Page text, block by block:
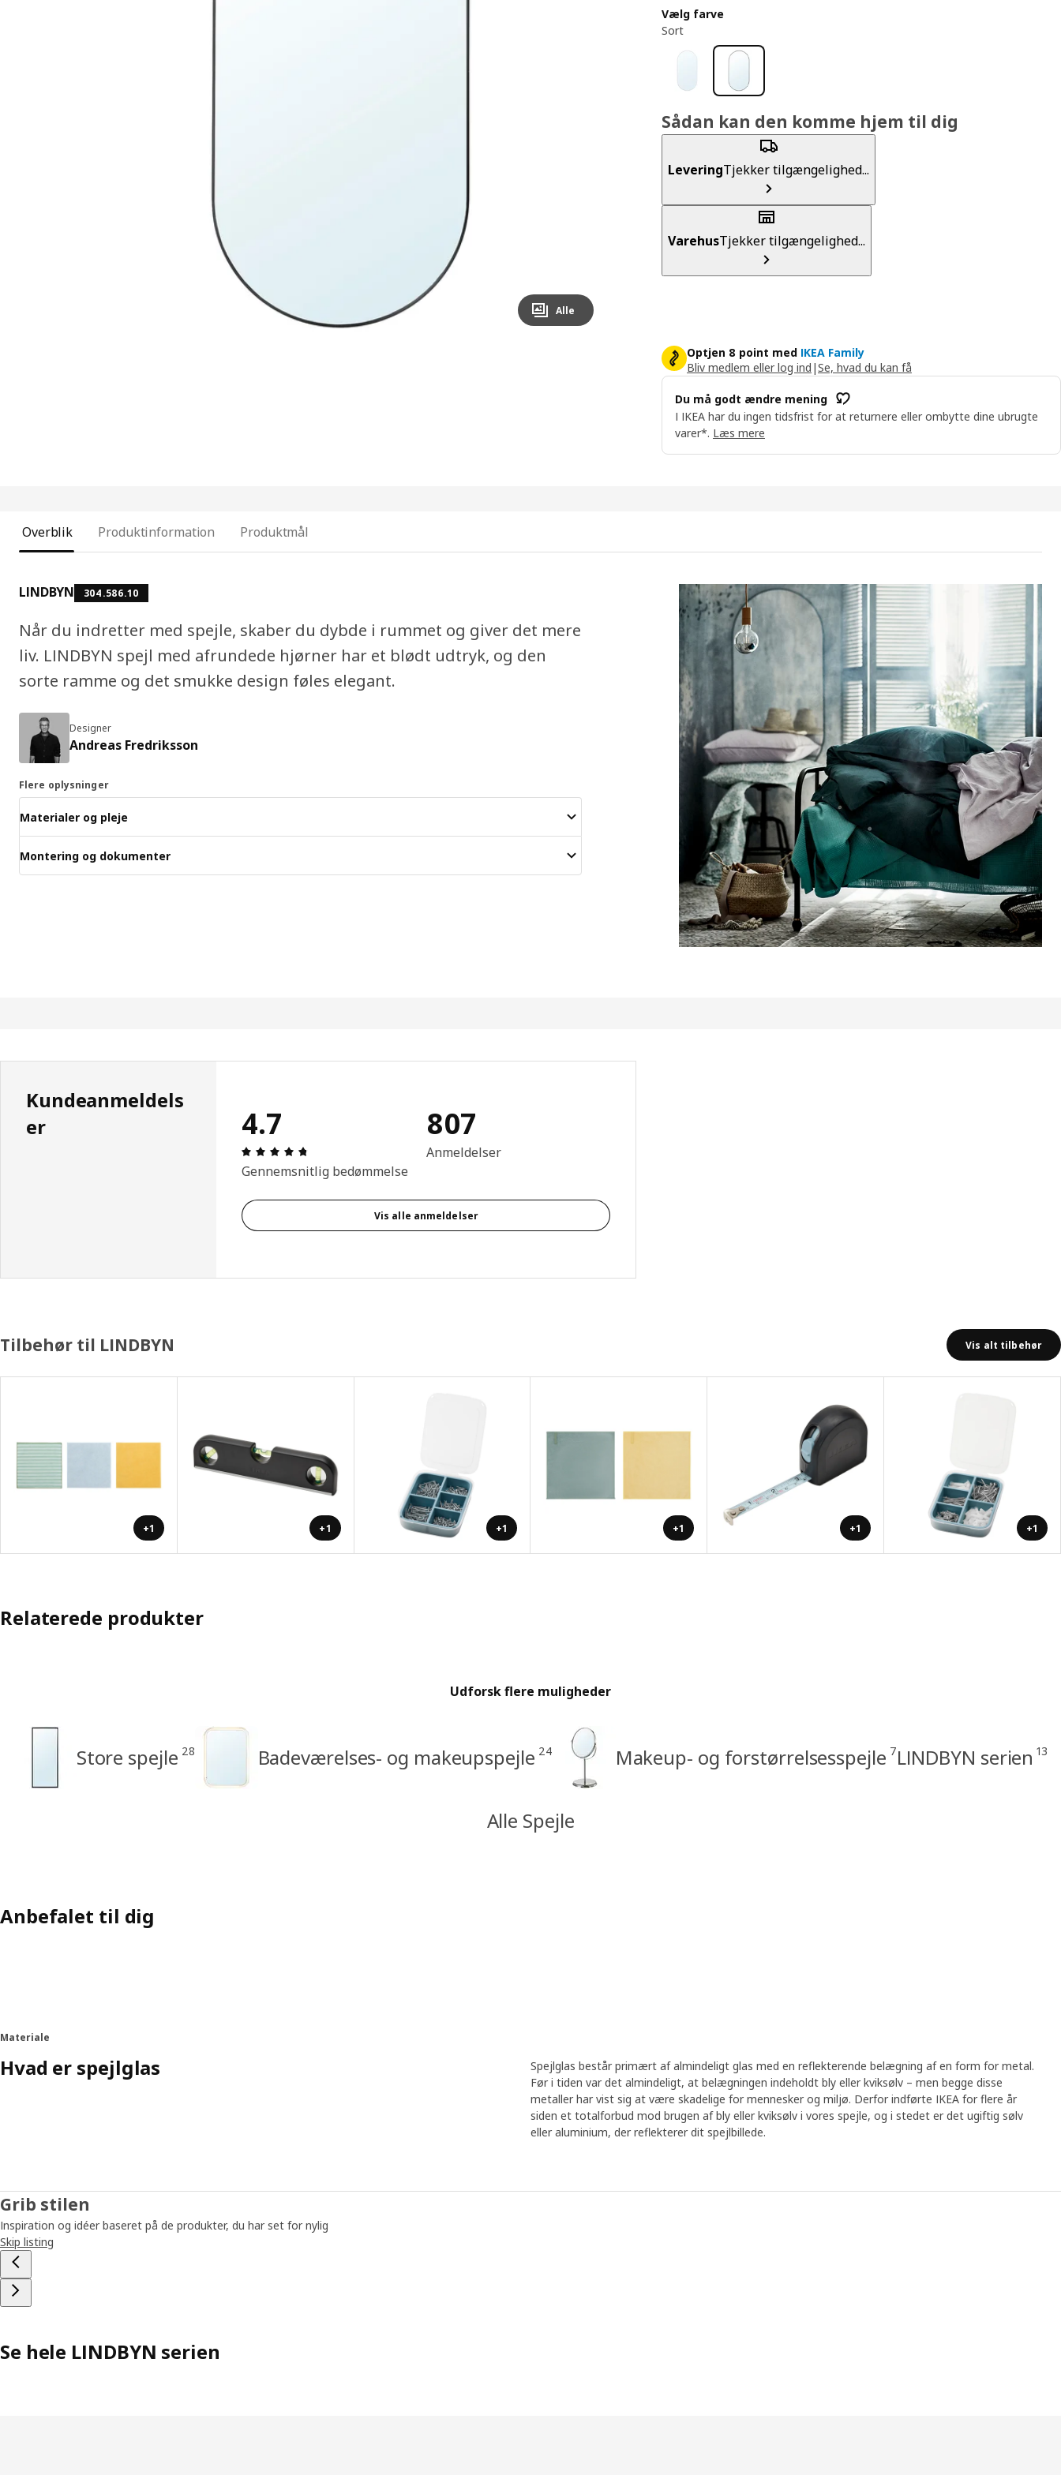
Alle
Vælg farve
Sort
Sådan kan den komme hjem til dig
LeveringTjekker tilgængelighed...
VarehusTjekker tilgængelighed...
Optjen 8 point med IKEA Family
Bliv medlem eller log ind |Se, hvad du kan få
Du må godt ændre mening
I IKEA har du ingen tidsfrist for at returnere eller ombytte dine ubrugte
varer*. Læs mere
Overblik Produktinformation Produktmål
LINDBYN 304.586.10
Når du indretter med spejle, skaber du dybde i rummet og giver det mere
liv. LINDBYN spejl med afrundede hjørner har et blødt udtryk, og den
sorte ramme og det smukke design føles elegant.
Designer
Andreas Fredriksson
Flere oplysninger
Materialer og pleje
Montering og dokumenter
Kundeanmeldels
er
4.7
Anmeldelse: 4.7 Ud af 5 Stjerner. Anmeldelser i alt: 807
Gennemsnitlig bedømmelse
807
Anmeldelser
Vis alle anmeldelser
Tilbehør til LINDBYN Vis alt tilbehør
+1 +1 +1 +1 +1 +1
Relaterede produkter
Udforsk flere muligheder
Store spejle 28 Badeværelses- og makeupspejle 24 Makeup- og forstørrelsesspejle 7LINDBYN serien 13
Alle Spejle
Anbefalet til dig
Materiale
Hvad er spejlglas
Spejlglas består primært af almindeligt glas med en reflekterende belægning af en form for metal.
Før i tiden var det almindeligt, at belægningen indeholdt bly eller kviksølv – men begge disse
metaller har vist sig at være skadelige for mennesker og miljø. Derfor indførte IKEA for flere år
siden et totalforbud mod brugen af bly eller kviksølv i vores spejle, og i stedet er det ugiftig sølv
eller aluminium, der reflekterer dit spejlbillede.
Grib stilen
Inspiration og idéer baseret på de produkter, du har set for nylig
Skip listing
Se hele LINDBYN serien